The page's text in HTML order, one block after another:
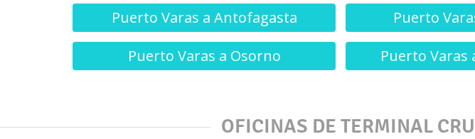
Puerto Varas a Antofagasta Puerto
Puerto Varas a Osorno
Puerto
OFICINAS DE TERMINAL